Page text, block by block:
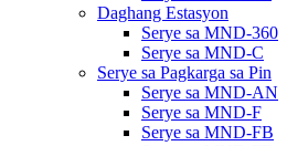
Daghang Estasyon
Serye sa MND-360
Serye sa MND-C
Serye sa Pagkarga sa Pin
Serye sa MND-AN
Serye sa MND-F
Serye sa MND-FB